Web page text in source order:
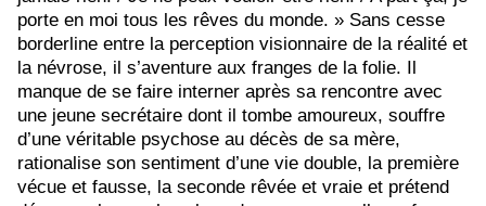
porte en moi tous les rêves du monde. » Sans cesse
borderline entre la perception visionnaire de la réalité et
la névrose, il s’aventure aux franges de la folie. Il
manque de se faire interner après sa rencontre avec
une jeune secrétaire dont il tombe amoureux, souffre
d’une véritable psychose au décès de sa mère,
rationalise son sentiment d’une vie double, la première
vécue et fausse, la seconde rêvée et vraie et prétend